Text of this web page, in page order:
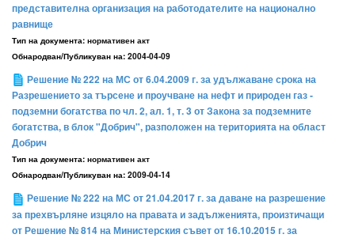
представителна организация на работодателите на национално
равнище
Тип на документа: нормативен акт
Обнародван/Публикуван на: 2004-04-09
Решение № 222 на МС от 6.04.2009 г. за удължаване срока на
Разрешението за търсене и проучване на нефт и природен газ -
подземни богатства по чл. 2, ал. 1, т. 3 от Закона за подземните
богатства, в блок "Добрич", разположен на територията на област
Добрич
Тип на документа: нормативен акт
Обнародван/Публикуван на: 2009-04-14
Решение № 222 на МС от 21.04.2017 г. за даване на разрешение
за прехвърляне изцяло на правата и задълженията, произтичащи
от Решение № 814 на Министерския съвет от 16.10.2015 г. за